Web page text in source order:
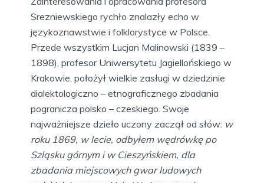
Srezniewskiego rychło znalazły echo w
językoznawstwie i folklorystyce w Polsce.
Przede wszystkim Lucjan Malinowski (1839 –
1898), profesor Uniwersytetu Jagiellońskiego w
Krakowie, położył wielkie zasługi w dziedzinie
dialektologiczno – etnograficznego zbadania
pogranicza polsko – czeskiego. Swoje
najważniejsze dzieło uczony zaczął od słów: w
roku 1869, w lecie, odbyłem wędrówkę po
Szląsku górnym i w Cieszyńskiem, dla
zbadania miejscowych gwar ludowych